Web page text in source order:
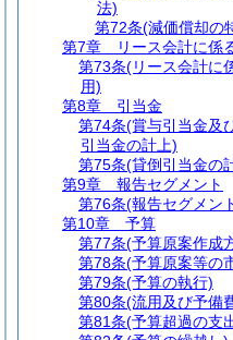
法)
第72条(減価償却の
第7章
リース会計に係
第73条(リース会計に
用)
第8章
引当金
第74条(賞与引当金及
引当金の計上)
第75条(貸倒引当金の
第9章
報告セグメント
第76条(報告セグメン
第10章
予算
第77条(予算原案作成
第78条(予算原案等の
第79条(予算の執行)
第80条(流用及び予備
第81条(予算超過の支